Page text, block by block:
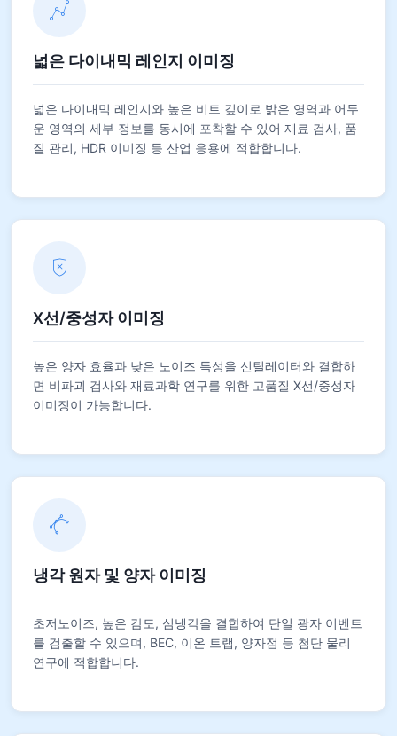
넓은 다이내믹 레인지 이미징
넓은 다이내믹 레인지와 높은 비트 깊이로 밝은 영역과 어두
운 영역의 세부 정보를 동시에 포착할 수 있어 재료 검사, 품
질 관리, HDR 이미징 등 산업 응용에 적합합니다.
X선/중성자 이미징
높은 양자 효율과 낮은 노이즈 특성을 신틸레이터와 결합하
면 비파괴 검사와 재료과학 연구를 위한 고품질 X선/중성자
이미징이 가능합니다.
냉각 원자 및 양자 이미징
초저노이즈, 높은 감도, 심냉각을 결합하여 단일 광자 이벤트
를 검출할 수 있으며, BEC, 이온 트랩, 양자점 등 첨단 물리
연구에 적합합니다.